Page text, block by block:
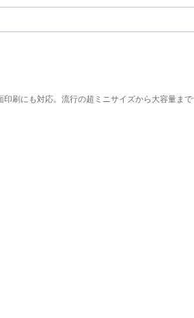
にも対応。流行の超ミニサイズから大容量ま